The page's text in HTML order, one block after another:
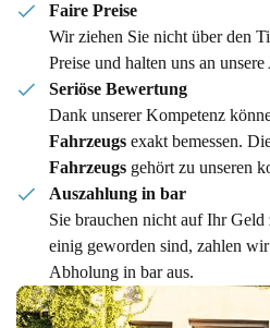
Faire Preise
Wir ziehen Sie nicht über den
Preise und halten uns an
Seriöse Bewertung
Dank unserer Kompetenz
Fahrzeugs exakt bemessen.
Fahrzeugs gehört zu unseren
Auszahlung in bar
Sie brauchen nicht auf Ihr
einig geworden sind, zahlen
Abholung in bar aus.